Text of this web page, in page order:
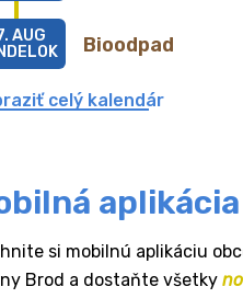
Bioodpad
AUG
celý kalendár
aplikácia
si mobilnú aplikáciu
Brod a dostaňte všetky